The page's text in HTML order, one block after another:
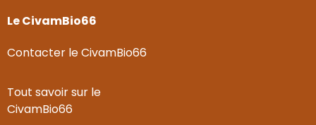
Le CivamBio66
Contacter le CivamBio66
Tout savoir sur le
CivamBio66